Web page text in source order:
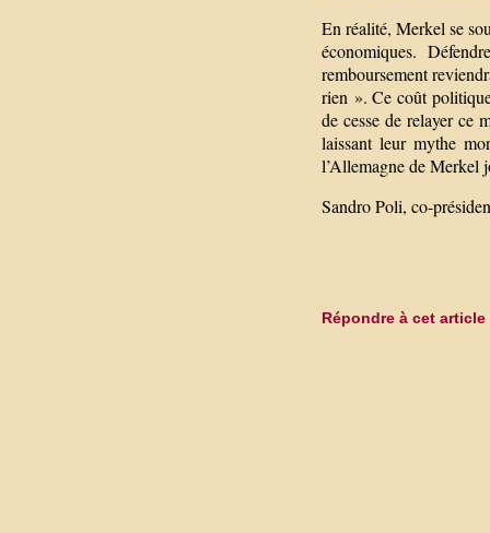
En réalité, Merkel se
économiques.
remboursement
rien ». Ce coût
de cesse de relayer ce
laissant leur mythe
l’Allemagne de Merkel
Sandro Poli, co-
Répondre à cet article